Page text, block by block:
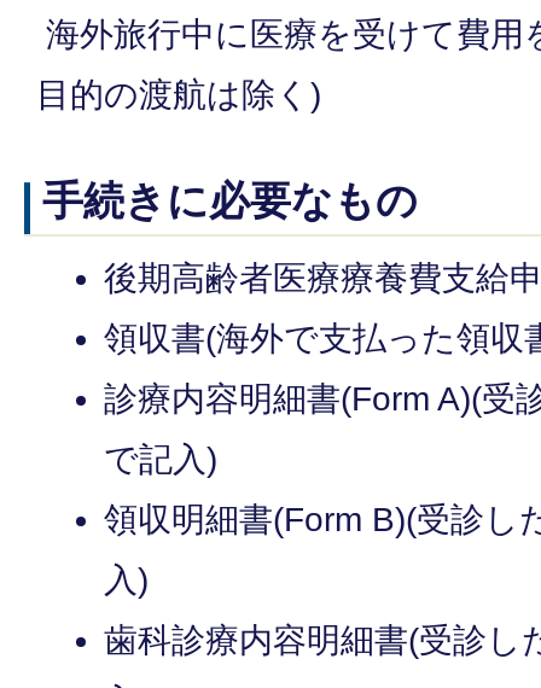
海外旅行中に医療を受けて費用
目的の渡航は除く)
手続きに必要なもの
後期高齢者医療療養費支給
領収書(海外で支払った領収
診療内容明細書(Form A)(受
で記入)
領収明細書(Form B)(受診し
入)
歯科診療内容明細書(受診し